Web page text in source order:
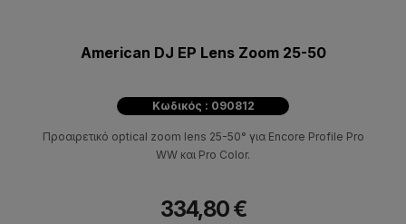
American DJ EP Lens Zoom 25-50
Κωδικός : 090812
Προαιρετικό optical zoom lens 25-50° για Encore Profile Pro
WW και Pro Color.
334,80 €